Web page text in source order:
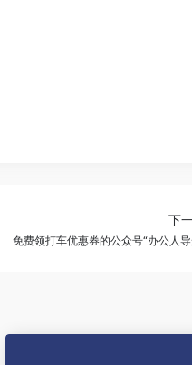
下
免费领打车优惠券的公众号“办公人导